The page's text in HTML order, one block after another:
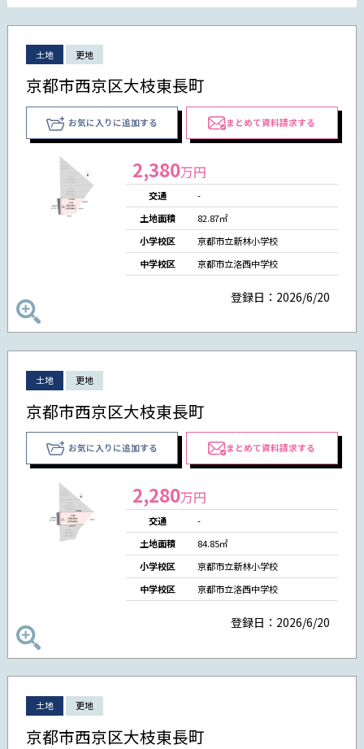
土地 更地
京都市西京区大枝東長町
お気に入りに追加する まとめて資料請求する
2,380万円
交通
-
土地面積
82.87㎡
小学校区
京都市立新林小学校
中学校区
京都市立洛西中学校
登録日：2026/6/20
土地 更地
京都市西京区大枝東長町
お気に入りに追加する まとめて資料請求する
2,280万円
交通
-
土地面積
84.85㎡
小学校区
京都市立新林小学校
中学校区
京都市立洛西中学校
登録日：2026/6/20
土地 更地
京都市西京区大枝東長町